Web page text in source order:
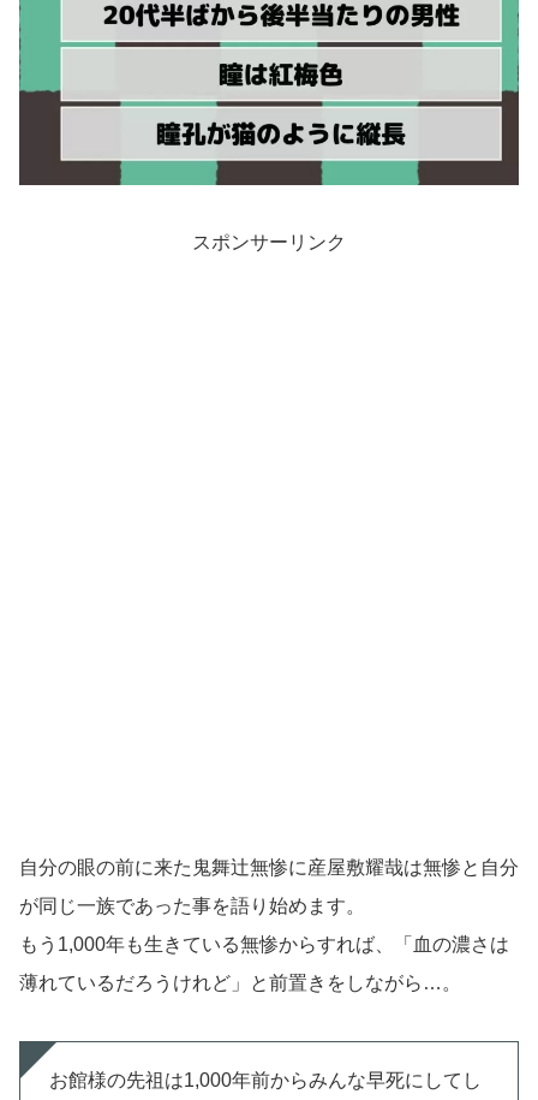
スポンサーリンク
自分の眼の前に来た鬼舞辻無惨に産屋敷耀哉は無惨と自分
が同じ一族であった事を語り始めます。
もう1,000年も生きている無惨からすれば、「血の濃さは
薄れているだろうけれど」と前置きをしながら…。
お館様の先祖は1,000年前からみんな早死にしてし